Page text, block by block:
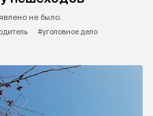
не было.
#уголовное дело